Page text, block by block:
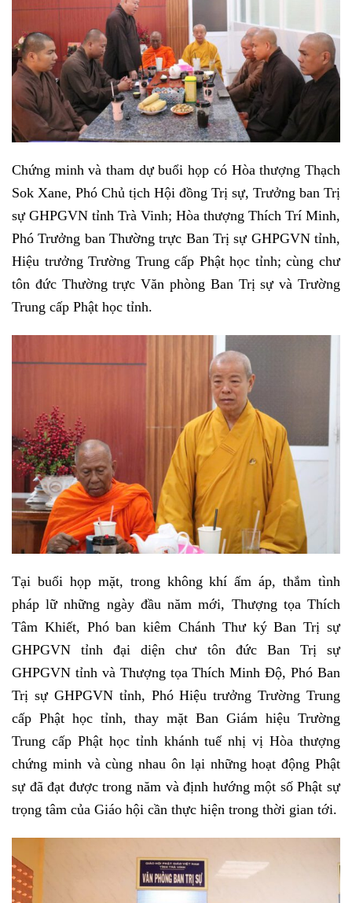
Chứng minh và tham dự buổi họp có Hòa thượng Thạch
Sok Xane, Phó Chủ tịch Hội đồng Trị sự, Trưởng ban Trị
sự GHPGVN tỉnh Trà Vinh; Hòa thượng Thích Trí Minh,
Phó Trưởng ban Thường trực Ban Trị sự GHPGVN tỉnh,
Hiệu trưởng Trường Trung cấp Phật học tỉnh; cùng chư
tôn đức Thường trực Văn phòng Ban Trị sự và Trường
Trung cấp Phật học tỉnh.
Tại buổi họp mặt, trong không khí ấm áp, thắm tình
pháp lữ những ngày đầu năm mới, Thượng tọa Thích
Tâm Khiết, Phó ban kiêm Chánh Thư ký Ban Trị sự
GHPGVN tỉnh đại diện chư tôn đức Ban Trị sự
GHPGVN tỉnh và Thượng tọa Thích Minh Độ, Phó Ban
Trị sự GHPGVN tỉnh, Phó Hiệu trưởng Trường Trung
cấp Phật học tỉnh, thay mặt Ban Giám hiệu Trường
Trung cấp Phật học tỉnh khánh tuế nhị vị Hòa thượng
chứng minh và cùng nhau ôn lại những hoạt động Phật
sự đã đạt được trong năm và định hướng một số Phật sự
trọng tâm của Giáo hội cần thực hiện trong thời gian tới.